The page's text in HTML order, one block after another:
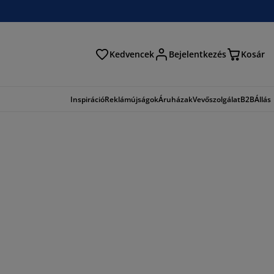
Kedvencek Bejelentkezés Kosár
InspirációReklámújságokÁruházakVevőszolgálatB2BÁllás